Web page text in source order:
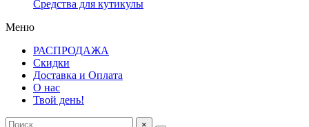
Средства для кутикулы
Меню
РАСПРОДАЖА
Скидки
Доставка и Оплата
О нас
Твой день!
×